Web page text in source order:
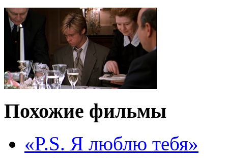
Похожие фильмы
«P.S. Я люблю тебя»